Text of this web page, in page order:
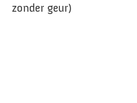
zonder geur)